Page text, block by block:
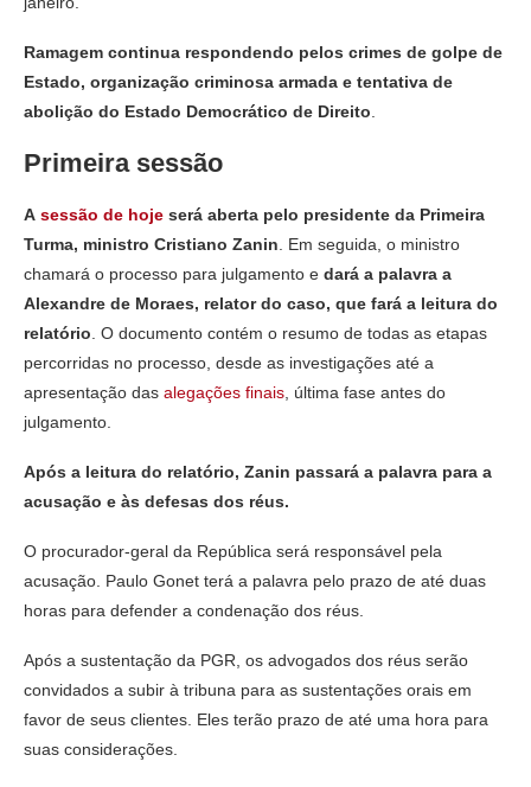
Ramagem continua respondendo pelos crimes de golpe de
Estado, organização criminosa armada e tentativa de
abolição do Estado Democrático de Direito
Primeira sessão
A sessão de hoje será aberta pelo presidente da Primeira
Turma, ministro Cristiano Zanin . Em seguida, o ministro
chamará o processo para julgamento e dará a palavra a
Alexandre de Moraes, relator do caso, que fará a leitura do
relatório . O documento contém o resumo de todas as etapas
percorridas no processo, desde as investigações até a
apresentação das alegações finais , última fase antes do
julgamento.
Após a leitura do relatório, Zanin passará a palavra para a
acusação e às defesas dos réus.
O procurador-geral da República será responsável pela
acusação. Paulo Gonet terá a palavra pelo prazo de até duas
horas para defender a condenação dos réus.
Após a sustentação da PGR, os advogados dos réus serão
convidados a subir à tribuna para as sustentações orais em
favor de seus clientes. Eles terão prazo de até uma hora para
suas considerações.